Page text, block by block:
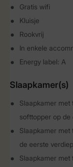
Gratis wifi
Kluisje
Rookvrij
In enkele
Energy label: A
Slaapkamer(s)
Slaapkamer met
softtopper op de
Slaapkamer met
de eerste
Slaapkamer met